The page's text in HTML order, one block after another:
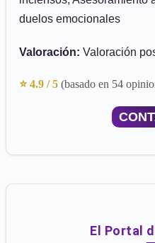
duelos emocionales
Valoración: Valoración
⭐ 4.9 / 5 (basado en 54
El Portal